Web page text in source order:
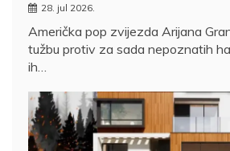
28. jul 2026.
Američka pop zvijezda Arijana
tužbu protiv za sada nepoznatih
ih…